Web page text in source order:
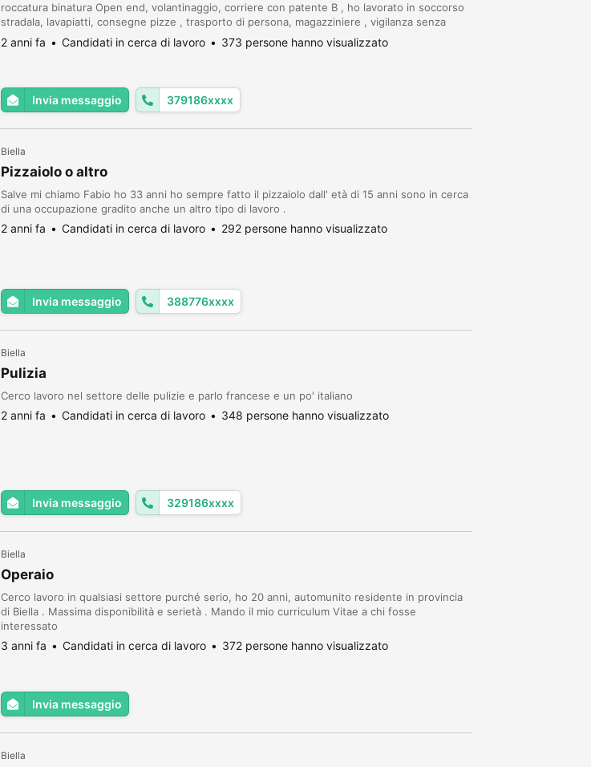
roccatura binatura Open end, volantinaggio, corriere con patente B , ho lavorato in soccorso
stradala, lavapiatti, consegne pizze , trasporto di persona, magazziniere , vigilanza senza
arma ho il green pass..
2 anni fa Candidati in cerca di lavoro 373 persone hanno visualizzato
Invia messaggio 379186xxxx
Biella
Pizzaiolo o altro
Salve mi chiamo Fabio ho 33 anni ho sempre fatto il pizzaiolo dall' età di 15 anni sono in cerca
di una occupazione gradito anche un altro tipo di lavoro .
2 anni fa Candidati in cerca di lavoro 292 persone hanno visualizzato
Invia messaggio 388776xxxx
Biella
Pulizia
Cerco lavoro nel settore delle pulizie e parlo francese e un po' italiano
2 anni fa Candidati in cerca di lavoro 348 persone hanno visualizzato
Invia messaggio 329186xxxx
Biella
Operaio
Cerco lavoro in qualsiasi settore purché serio, ho 20 anni, automunito residente in provincia
di Biella . Massima disponibilità e serietà . Mando il mio curriculum Vitae a chi fosse
interessato
3 anni fa Candidati in cerca di lavoro 372 persone hanno visualizzato
Invia messaggio
Biella